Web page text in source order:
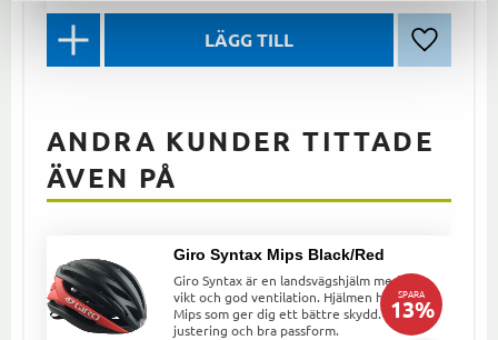
Lägg till
ANDRA KUNDER TITTADE
ÄVEN PÅ
Giro Syntax Mips Black/Red
Giro Syntax är en landsvägshjälm med låg
vikt och god ventilation. Hjälmen har
Mips som ger dig ett bättre skydd. Enkel
justering och bra passform.
SPARA
13%